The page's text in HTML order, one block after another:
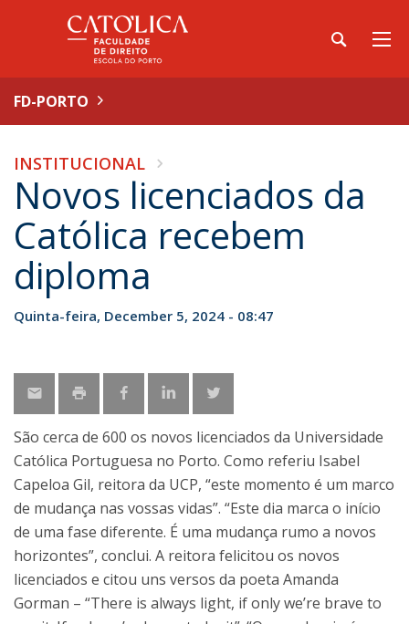
FD-PORTO
INSTITUCIONAL
Novos licenciados da
Católica recebem
diploma
Quinta-feira, December 5, 2024 - 08:47
São cerca de 600 os novos licenciados da Universidade
Católica Portuguesa no Porto. Como referiu Isabel
Capeloa Gil, reitora da UCP, “este momento é um marco
de mudança nas vossas vidas”. “Este dia marca o início
de uma fase diferente. É uma mudança rumo a novos
horizontes”, conclui. A reitora felicitou os novos
licenciados e citou uns versos da poeta Amanda
Gorman – “There is always light, if only we’re brave to